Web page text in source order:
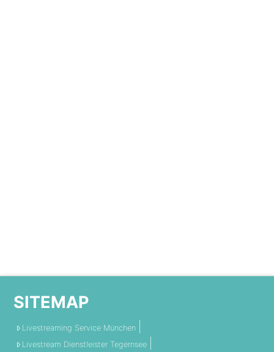
SITEMAP
Livestreaming Service München
Livestream Dienstleister Tegernsee